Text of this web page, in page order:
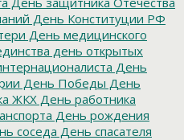
День Конституции РФ
День медицинского
день открытых
День
День Победы День
ЖКХ День работника
День рождения
соседа День спасателя